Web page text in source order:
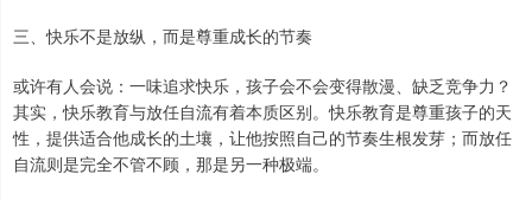
三、快乐不是放纵，而是尊重成长的节奏
或许有人会说：一味追求快乐，孩子会不会变得散漫、缺乏竞争力？
其实，快乐教育与放任自流有着本质区别。快乐教育是尊重孩子的天
性，提供适合他成长的土壤，让他按照自己的节奏生根发芽；而放任
自流则是完全不管不顾，那是另一种极端。